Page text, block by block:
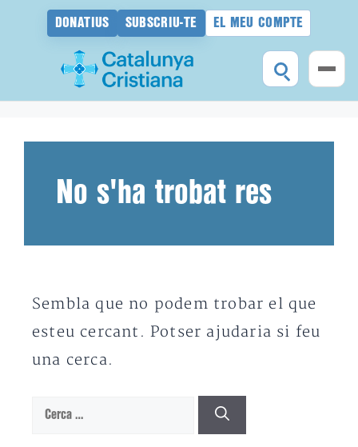
DONATIUS SUBSCRIU-TE EL MEU COMPTE
No s'ha trobat res
Sembla que no podem trobar el que
esteu cercant. Potser ajudaria si feu
una cerca.
Cerca: